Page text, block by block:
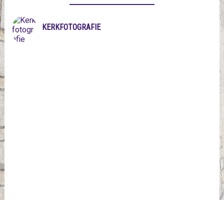
KERKFOTOGRAFIE